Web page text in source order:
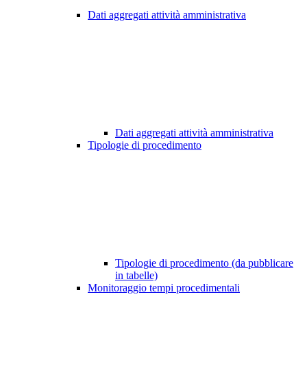
Dati aggregati attività amministrativa
Dati aggregati attività amministrativa
Tipologie di procedimento
Tipologie di procedimento (da pubblicare
in tabelle)
Monitoraggio tempi procedimentali